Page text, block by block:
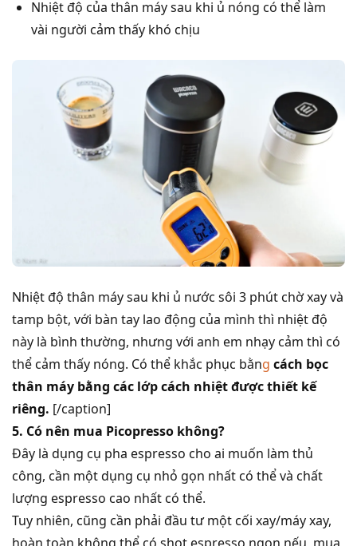
Nhiệt độ của thân máy sau khi ủ nóng có thể làm
vài người cảm thấy khó chịu
Nhiệt độ thân máy sau khi ủ nước sôi 3 phút chờ xay và
tamp bột, với bàn tay lao động của mình thì nhiệt độ
này là bình thường, nhưng với anh em nhạy cảm thì có
thể cảm thấy nóng. Có thể khắc phục bằng cách bọc
thân máy bằng các lớp cách nhiệt được thiết kế
riêng. [/caption]
5. Có nên mua Picopresso không?
Đây là dụng cụ pha espresso cho ai muốn làm thủ
công, cần một dụng cụ nhỏ gọn nhất có thể và chất
lượng espresso cao nhất có thể.
Tuy nhiên, cũng cần phải đầu tư một cối xay/máy xay,